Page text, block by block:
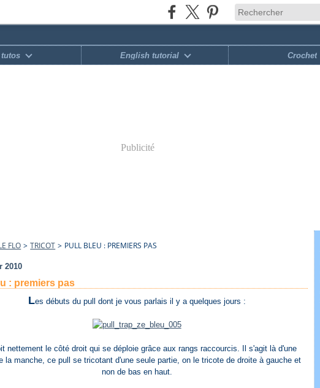
tutos English tutorial Crochet
Publicité
FLO > TRICOT > PULL BLEU : PREMIERS PAS
2010
: premiers pas
Les débuts du pull dont je vous parlais il y a quelques jours :
nettement le côté droit qui se déploie grâce aux rangs raccourcis. Il s'agit là d'une
la manche, ce pull se tricotant d'une seule partie, on le tricote de droite à gauche et
non de bas en haut.